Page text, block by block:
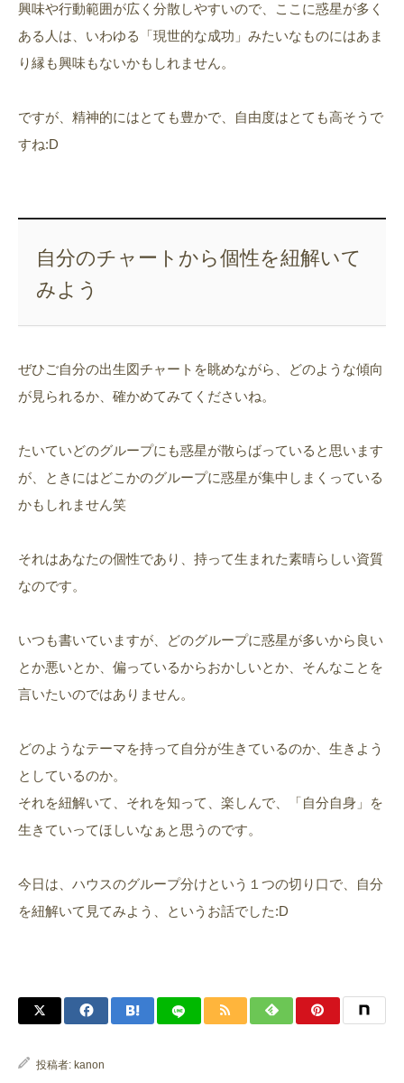
興味や行動範囲が広く分散しやすいので、ここに惑星が多く
ある人は、いわゆる「現世的な成功」みたいなものにはあま
り縁も興味もないかもしれません。
ですが、精神的にはとても豊かで、自由度はとても高そうで
すね:D
自分のチャートから個性を紐解いて
みよう
ぜひご自分の出生図チャートを眺めながら、どのような傾向
が見られるか、確かめてみてくださいね。
たいていどのグループにも惑星が散らばっていると思います
が、ときにはどこかのグループに惑星が集中しまくっている
かもしれません笑
それはあなたの個性であり、持って生まれた素晴らしい資質
なのです。
いつも書いていますが、どのグループに惑星が多いから良い
とか悪いとか、偏っているからおかしいとか、そんなことを
言いたいのではありません。
どのようなテーマを持って自分が生きているのか、生きよう
としているのか。
それを紐解いて、それを知って、楽しんで、「自分自身」を
生きていってほしいなぁと思うのです。
今日は、ハウスのグループ分けという１つの切り口で、自分
を紐解いて見てみよう、というお話でした:D
投稿者: kanon